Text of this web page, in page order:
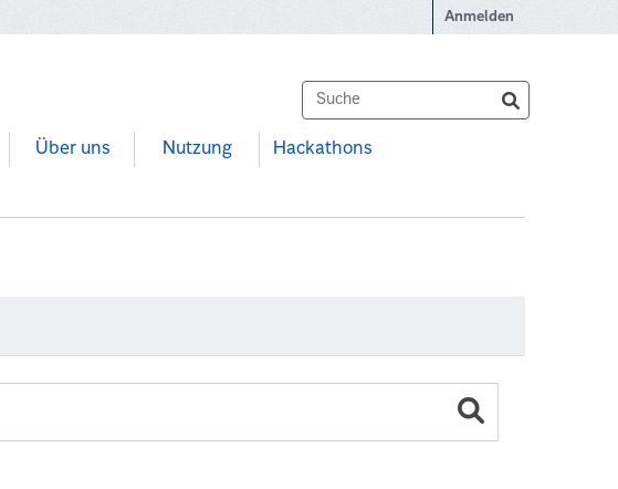
Anmelden
Über uns Nutzung Hackathons